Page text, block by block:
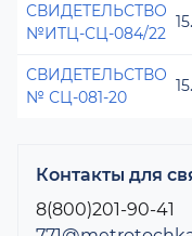
СВИДЕТЕЛЬСТВО
№ИТЦ-СЦ-084/22
СВИДЕТЕЛЬСТВО
№ СЦ-081-20
Контакты для
8(800)201-90-41